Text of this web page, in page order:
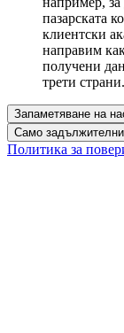
пазарската
клиентски
направим
получени
трети страни.
Запаметяване на
Само
Политика за